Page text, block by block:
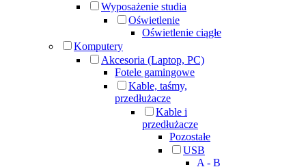
Wyposażenie studia
Oświetlenie
Oświetlenie ciągłe
Komputery
Akcesoria (Laptop, PC)
Fotele gamingowe
Kable, taśmy,
przedłużacze
Kable i
przedłużacze
Pozostałe
USB
A - B